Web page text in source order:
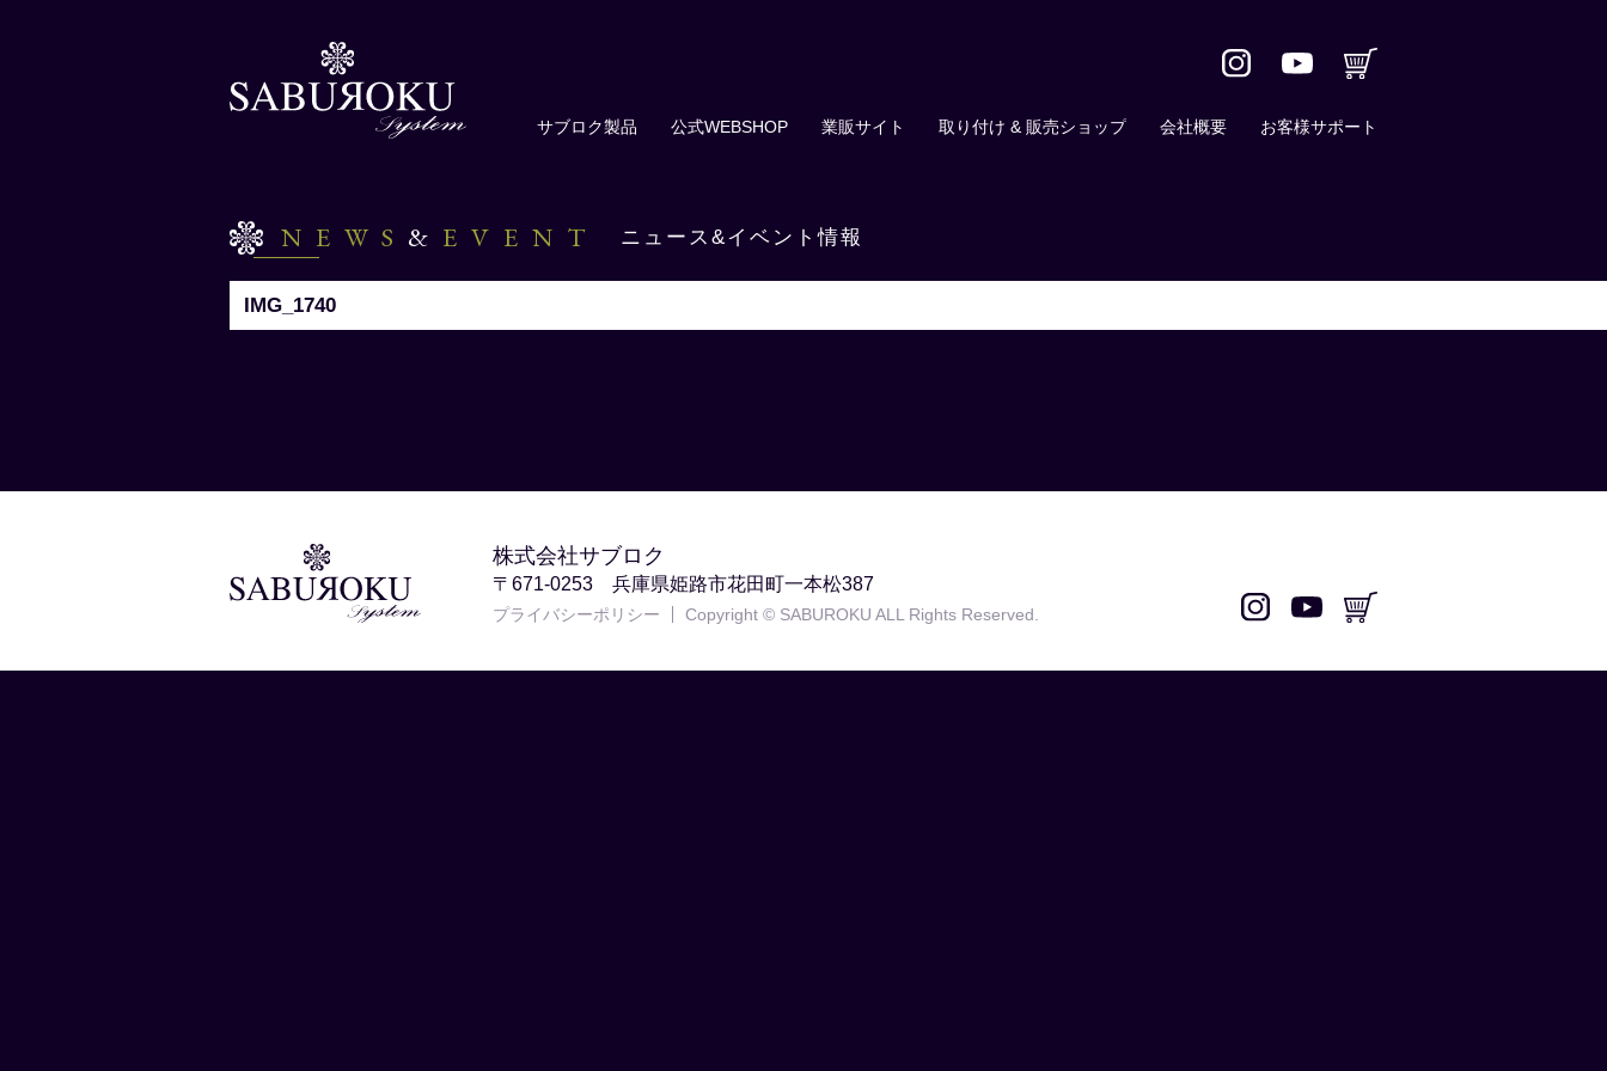
サブロク製品 公式WEBSHOP 業販サイト 取り付け & 販売ショップ 会社概要 お客様サポート
NEWS & EVENT ニュース&イベント情報
IMG_1740
株式会社サブロク
〒671-0253 兵庫県姫路市花田町一本松387
プライバシーポリシー Copyright © SABUROKU ALL Rights Reserved.